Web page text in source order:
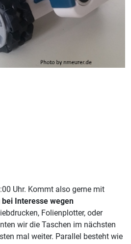
Uhr. Kommt also gerne mit
Interesse wegen
Folienplotter, oder
wir die Taschen im nächsten
mal weiter. Parallel besteht wie